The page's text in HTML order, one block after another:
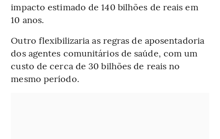
impacto estimado de 140 bilhões de reais em
10 anos.
Outro flexibilizaria as regras de aposentadoria
dos agentes comunitários de saúde, com um
custo de cerca de 30 bilhões de reais no
mesmo período.